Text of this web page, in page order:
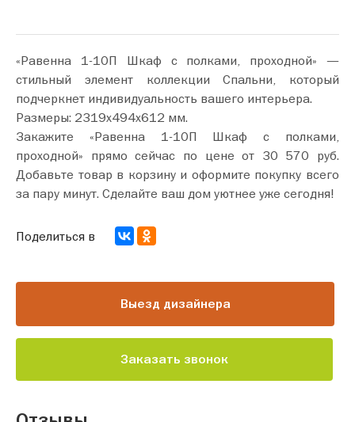
«Равенна 1-10П Шкаф с полками, проходной» —
стильный элемент коллекции Спальни, который
подчеркнет индивидуальность вашего интерьера.
Размеры: 2319х494х612 мм.
Закажите «Равенна 1-10П Шкаф с полками,
проходной» прямо сейчас по цене от 30 570 руб.
Добавьте товар в корзину и оформите покупку всего
за пару минут. Сделайте ваш дом уютнее уже сегодня!
Выезд дизайнера
Заказать звонок
Поделиться в